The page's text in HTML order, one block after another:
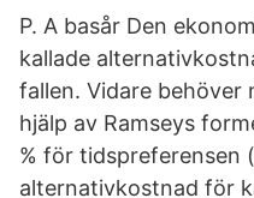
P. A basår Den
kallade
fallen. Vidare behöver
hjälp av Ramseys
% för tidspreferensen
alternativkostnad för